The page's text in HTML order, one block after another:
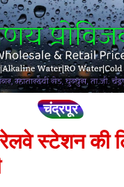
चंद्रपूर
रेलवे स्टेशन की